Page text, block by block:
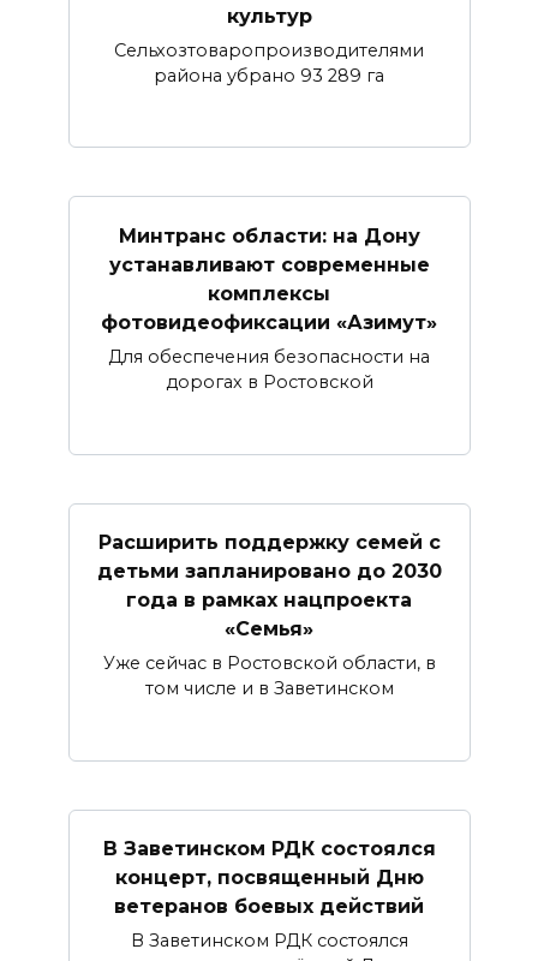
культур
Сельхозтоваропроизводителями
района убрано 93 289 га
Минтранс области: на Дону
устанавливают современные
комплексы
фотовидеофиксации «Азимут»
Для обеспечения безопасности на
дорогах в Ростовской
Расширить поддержку семей с
детьми запланировано до 2030
года в рамках нацпроекта
«Семья»
Уже сейчас в Ростовской области, в
том числе и в Заветинском
В Заветинском РДК состоялся
концерт, посвященный Дню
ветеранов боевых действий
В Заветинском РДК состоялся